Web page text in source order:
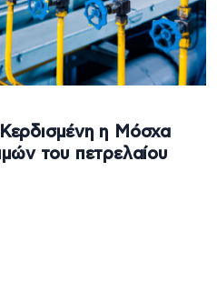
η Μόσχα
του πετρελαίου